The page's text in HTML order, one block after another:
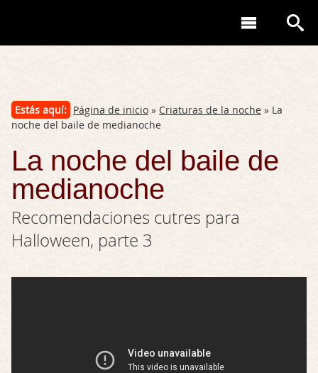
Estás aquí: Página de inicio » Criaturas de la noche » La
noche del baile de medianoche
La noche del baile de
medianoche
Recomendaciones cutres para
Halloween, parte 3